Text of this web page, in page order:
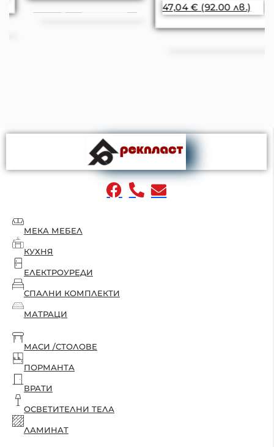
47,04€ (92.00 лв.)
МЕКА МЕБЕЛ
КУХНЯ
ЕЛЕКТРОУРЕДИ
СПАЛНИ КОМПЛЕКТИ
МАТРАЦИ
МАСИ /СТОЛОВЕ
ПОРМАНТА
ВРАТИ
ОСВЕТИТЕЛНИ ТЕЛА
ЛАМИНАТ